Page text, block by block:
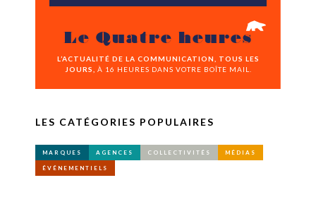
Le Quatre heures
L’ACTUALITÉ DE LA COMMUNICATION, TOUS LES
JOURS,
À 16 HEURES DANS VOTRE BOÎTE MAIL.
LES CATÉGORIES POPULAIRES
MARQUES AGENCES COLLECTIVITÉS MÉDIAS
ÉVÉNEMENTIELS